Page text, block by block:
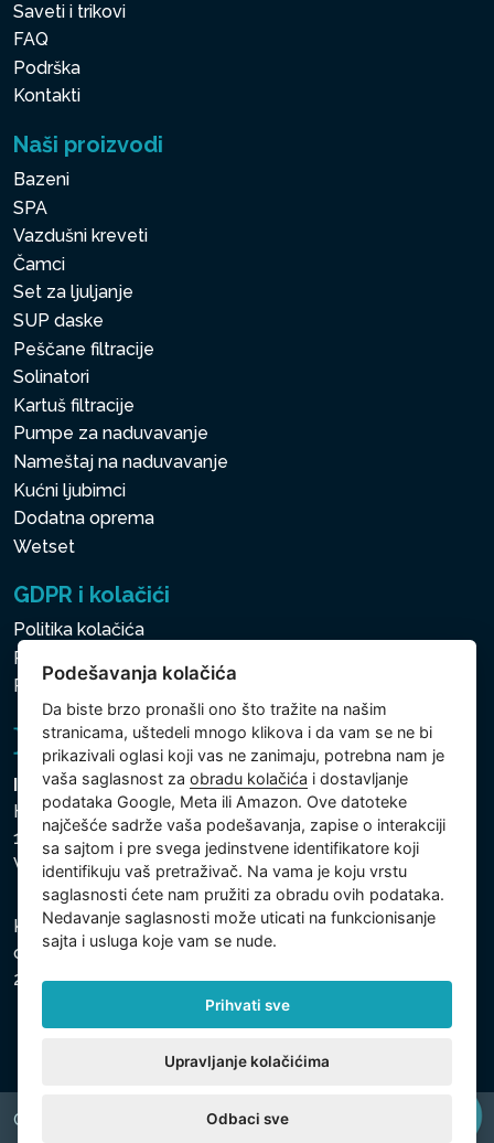
Saveti i trikovi
FAQ
Podrška
Kontakti
Naši proizvodi
Bazeni
SPA
Vazdušni kreveti
Čamci
Set za ljuljanje
SUP daske
Peščane filtracije
Solinatori
Kartuš filtracije
Pumpe za naduvavanje
Nameštaj na naduvavanje
Kućni ljubimci
Dodatna oprema
Wetset
GDPR i kolačići
Politika kolačića
Politika zaštite ličnih i drugih obrađivanih podataka
Politika kolačića
Intex Trading, s.r.o.
Hradecká 2526/3
130 00 Praha 3
Vinohrady - Česká republika
Kompanija je registrovana u Opštinskom sudu u Pragu,
odeljak C, uložak 74759, Identifikacioni broj kompanije:
26150808, Poreski identifikacioni broj: CZ26150808.
Copyright © 2026 INTEX TRADING s.r.o. All rights reserved.
Podešavanja kolačića
Da biste brzo pronašli ono što tražite na našim
stranicama, uštedeli mnogo klikova i da vam se ne bi
prikazivali oglasi koji vas ne zanimaju, potrebna nam je
vaša saglasnost zaobradu kolačića i dostavljanje
podataka Google, Meta ili Amazon. Ove datoteke
najčešće sadrže vaša podešavanja, zapise o interakciji
sa sajtom i pre svega jedinstvene identifikatore koji
identifikuju vaš pretraživač. Na vama je koju vrstu
saglasnosti ćete nam pružiti za obradu ovih podataka.
Nedavanje saglasnosti može uticati na funkcionisanje
sajta i usluga koje vam se nude.
Prihvati sve
Upravljanje kolačićima
Odbaci sve